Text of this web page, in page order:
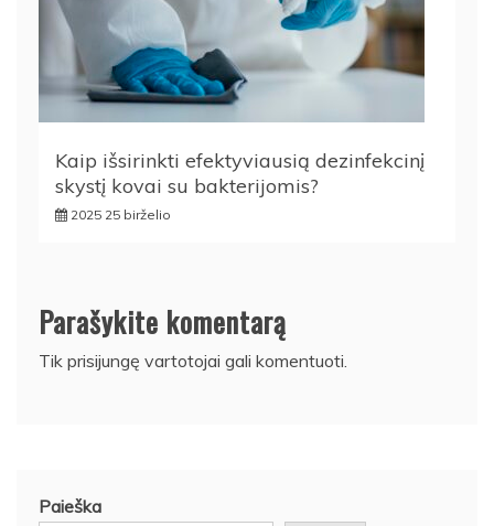
Kaip išsirinkti efektyviausią dezinfekcinį
skystį kovai su bakterijomis?
2025 25 birželio
Parašykite komentarą
Tik prisijungę vartotojai gali komentuoti.
Paieška